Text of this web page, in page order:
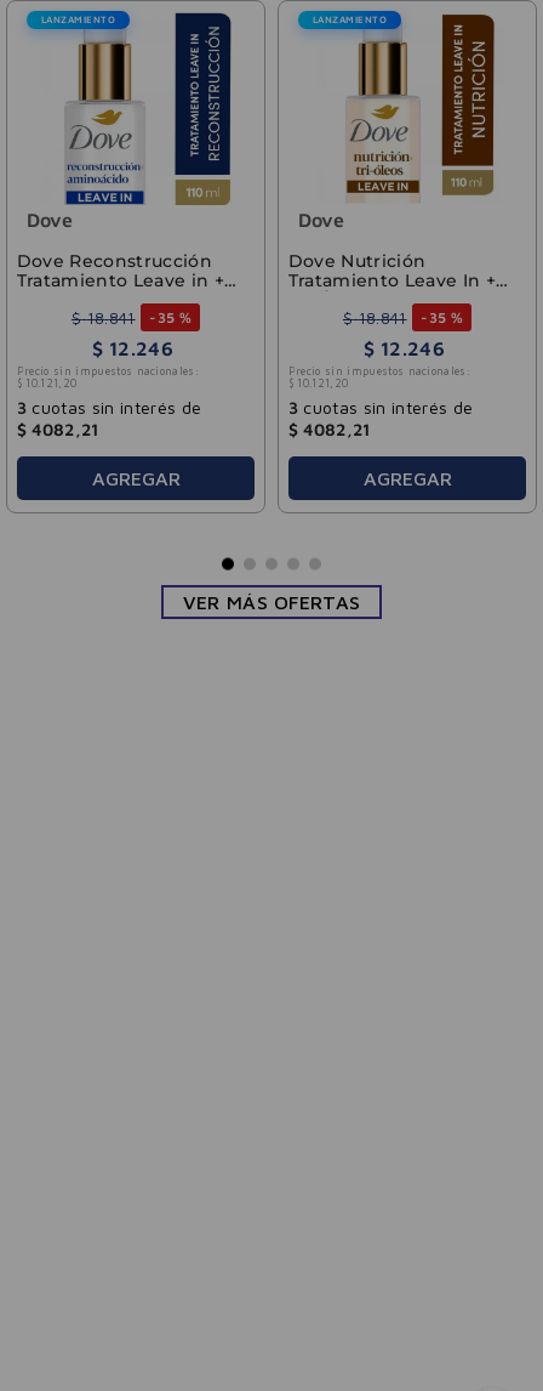
LANZAMIENTO
Dove
Dove Reconstrucción
Tratamiento Leave in +
Aminoácidos 110ml
$ 18.841 - 35 %
$ 12.246
Precio sin impuestos nacionales:
$ 10.121 , 20
3 cuotas sin interés de
$ 4082 21
AGREGAR
LANZAMIENTO
Dove
Dove Nutrición
Tratamiento Leave In +
Tri-Óleos 110 ml
$ 18.841 - 35 %
$ 12.246
Precio sin impuestos nacionales:
$ 10.121 , 20
3 cuotas sin interés de
$ 4082 21
AGREGAR
VER MÁS OFERTAS